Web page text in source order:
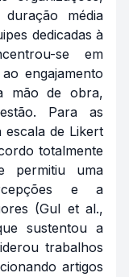
duração média
dedicadas à
se em
engajamento
mão de obra,
Para as
escala de Likert
totalmente
permitiu uma
e a
(Gul et al.,
sustentou a
trabalhos
artigos